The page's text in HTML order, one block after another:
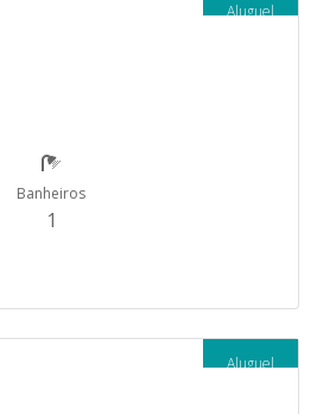
Aluguel
Banheiros
1
Aluguel